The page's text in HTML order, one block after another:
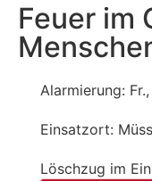
Feuer im
Alarmierung:
Einsatzort:
Löschzug im